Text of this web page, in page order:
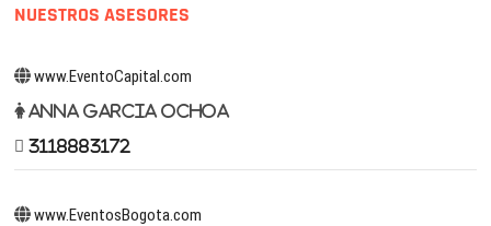
NUESTROS ASESORES
www.EventoCapital.com
Anna Garcia Ochoa
3118883172
www.EventosBogota.com